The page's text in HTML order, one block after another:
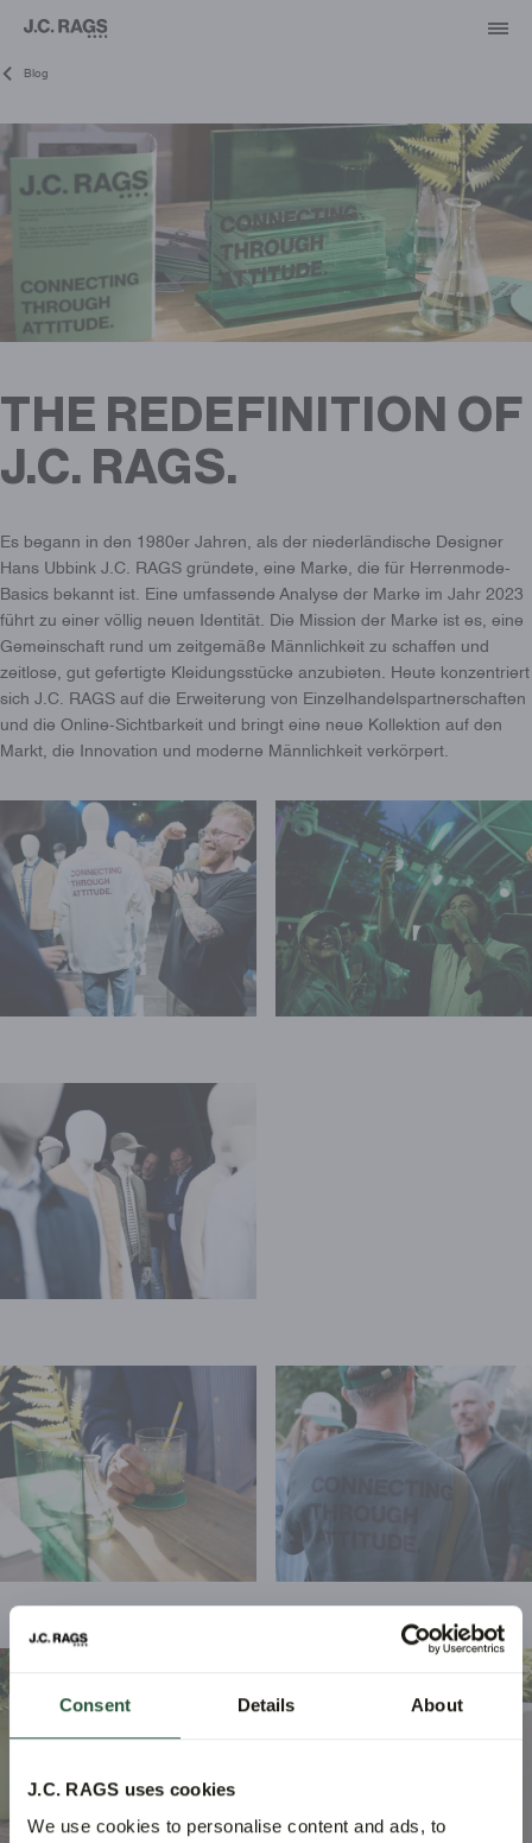
Consent Details About
J.C. RAGS uses cookies
We use cookies to personalise content and ads, to
Blog
THE REDEFINITION OF
J.C. RAGS.
Es begann in den 1980er Jahren, als der niederländische Designer
Hans Ubbink J.C. RAGS gründete, eine Marke, die für Herrenmode-
Basics bekannt ist. Eine umfassende Analyse der Marke im Jahr 2023
führt zu einer völlig neuen Identität. Die Mission der Marke ist es, eine
Gemeinschaft rund um zeitgemäße Männlichkeit zu schaffen und
zeitlose, gut gefertigte Kleidungsstücke anzubieten. Heute konzentriert
sich J.C. RAGS auf die Erweiterung von Einzelhandelspartnerschaften
und die Online-Sichtbarkeit und bringt eine neue Kollektion auf den
Markt, die Innovation und moderne Männlichkeit verkörpert.